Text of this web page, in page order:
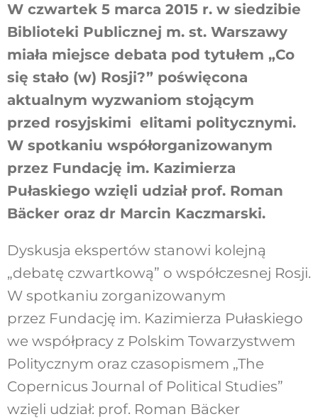
Szukaj
W czwartek 5 marca 2015 r. w siedzibie
Biblioteki Publicznej m. st. Warszawy
miała miejsce debata pod tytułem „Co
się stało (w) Rosji?” poświęcona
aktualnym wyzwaniom stojącym
przed rosyjskimi elitami politycznymi.
W spotkaniu współorganizowanym
przez Fundację im. Kazimierza
Pułaskiego wzięli udział prof. Roman
Bäcker oraz dr Marcin Kaczmarski.
Dyskusja ekspertów stanowi kolejną
„debatę czwartkową” o współczesnej Rosji.
W spotkaniu zorganizowanym
przez Fundację im. Kazimierza Pułaskiego
we współpracy z Polskim Towarzystwem
Politycznym oraz czasopismem „The
Copernicus Journal of Political Studies”
wzięli udział: prof. Roman Bäcker